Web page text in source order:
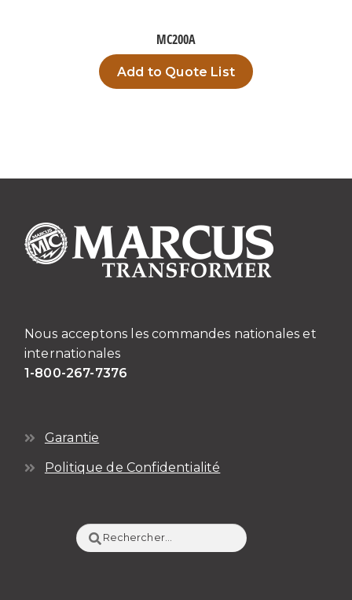
MC200A
Add to Quote List
Nous acceptons les commandes nationales et
internationales
1-800-267-7376
Garantie
Politique de Confidentialité
Rechercher :